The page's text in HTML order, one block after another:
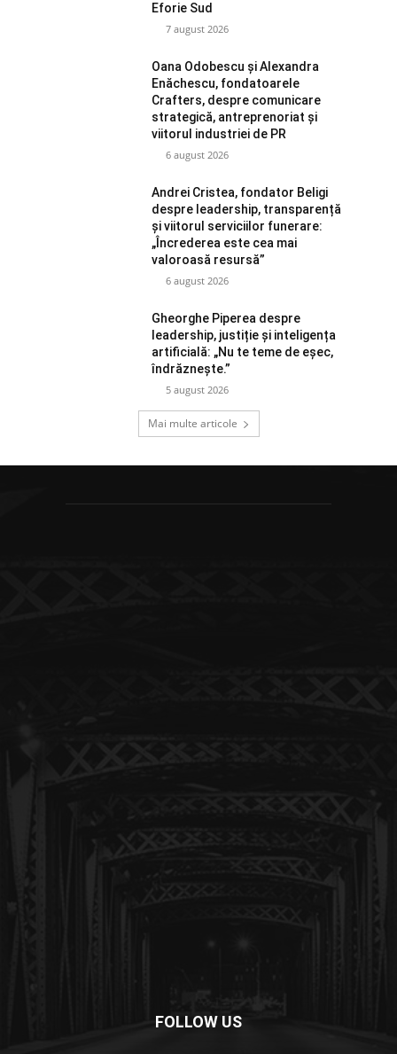
Eforie Sud
7 august 2026
Oana Odobescu și Alexandra
Enăchescu, fondatoarele
Crafters, despre comunicare
strategică, antreprenoriat și
viitorul industriei de PR
6 august 2026
Andrei Cristea, fondator Beligi
despre leadership, transparență
și viitorul serviciilor funerare:
„Încrederea este cea mai
valoroasă resursă”
6 august 2026
Gheorghe Piperea despre
leadership, justiție și inteligența
artificială: „Nu te teme de eșec,
îndrăznește.”
5 august 2026
Mai multe articole
FOLLOW US